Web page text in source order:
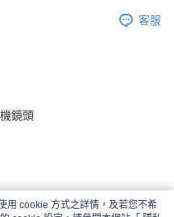
客服
鏡頭
用 cookie 方式之詳情，及若您不希